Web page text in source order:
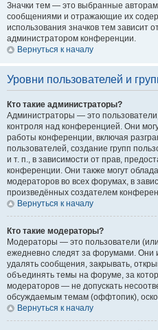
Значки тем — это выбранные
сообщениями и отражающие их
использования значков тем зависит
администратором конференции.
Вернуться к началу
Уровни пользователей и
Кто такие администраторы?
Администраторы — это
контроля над конференцией. Они
работы конференции, включая
пользователей, создание групп
и т. п., в зависимости от прав,
конференции. Они также могут
модераторов во всех форумах, в
произведённых создателем
Вернуться к началу
Кто такие модераторы?
Модераторы — это пользователи
ежедневно следят за форумами. Они
удалять сообщения, закрывать,
объединять темы на форуме, за
модераторов — не допускать
обсуждаемым темам (оффтопик),
Вернуться к началу